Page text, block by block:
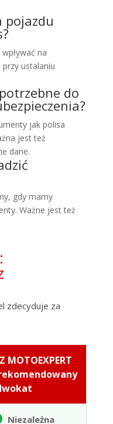
pojazdu
na
ustalaniu
do
jak polisa
jest też
dane.
gdy mamy
Ważne jest też
zdecyduje za
MOTOEXPERT
Niezależna